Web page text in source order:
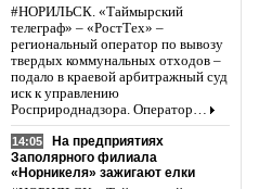
#НОРИЛЬСК. «Таймырский
телеграф» – «РостТех» –
региональный оператор по вывозу
твердых коммунальных отходов –
подало в краевой арбитражный суд
иск к управлению
Росприроднадзора. Оператор…
14:05
На предприятиях
Заполярного филиала
«Норникеля» зажигают елки